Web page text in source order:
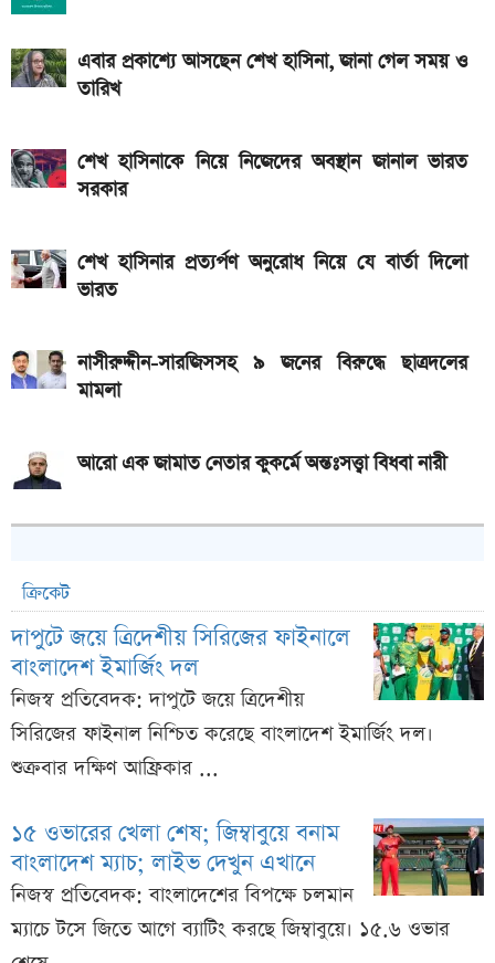
এসএসসি ফল প্রকাশের চূড়ান্ত তারিখ ঘোষণা
এবার প্রকাশ্যে আসছেন শেখ হাসিনা, জানা গেল সময় ও
তারিখ
শেখ হাসিনাকে নিয়ে নিজেদের অবস্থান জানাল ভারত
সরকার
শেখ হাসিনার প্রত্যর্পণ অনুরোধ নিয়ে যে বার্তা দিলো
ভারত
নাসীরুদ্দীন-সারজিসসহ ৯ জনের বিরুদ্ধে ছাত্রদলের
মামলা
আরো এক জামাত নেতার কুকর্মে অন্তঃসত্ত্বা বিধবা নারী
ক্রিকেট
দাপুটে জয়ে ত্রিদেশীয় সিরিজের ফাইনালে
বাংলাদেশ ইমার্জিং দল
নিজস্ব প্রতিবেদক: দাপুটে জয়ে ত্রিদেশীয়
সিরিজের ফাইনাল নিশ্চিত করেছে বাংলাদেশ ইমার্জিং দল।
শুক্রবার দক্ষিণ আফ্রিকার ...
১৫ ওভারের খেলা শেষ; জিম্বাবুয়ে বনাম
বাংলাদেশ ম্যাচ; লাইভ দেখুন এখানে
নিজস্ব প্রতিবেদক: বাংলাদেশের বিপক্ষে চলমান
ম্যাচে টসে জিতে আগে ব্যাটিং করছে জিম্বাবুয়ে। ১৫.৬ ওভার